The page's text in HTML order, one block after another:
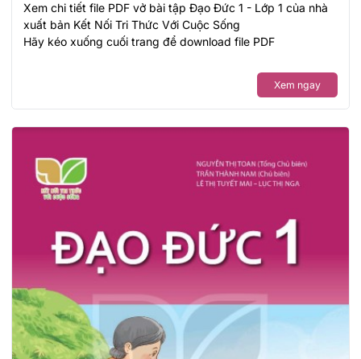
Xem chi tiết file PDF vở bài tập Đạo Đức 1 - Lớp 1 của nhà
xuất bản Kết Nối Tri Thức Với Cuộc Sống
Hãy kéo xuống cuối trang để download file PDF
Xem ngay